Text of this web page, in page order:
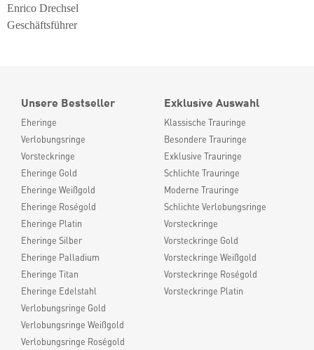
Enrico Drechsel
Geschäftsführer
Unsere Bestseller
Eheringe
Verlobungsringe
Vorsteckringe
Eheringe Gold
Eheringe Weißgold
Eheringe Roségold
Eheringe Platin
Eheringe Silber
Eheringe Palladium
Eheringe Titan
Eheringe Edelstahl
Verlobungsringe Gold
Verlobungsringe Weißgold
Verlobungsringe Roségold
Exklusive Auswahl
Klassische Trauringe
Besondere Trauringe
Exklusive Trauringe
Schlichte Trauringe
Moderne Trauringe
Schlichte Verlobungsringe
Vorsteckringe
Vorsteckringe Gold
Vorsteckringe Weißgold
Vorsteckringe Roségold
Vorsteckringe Platin